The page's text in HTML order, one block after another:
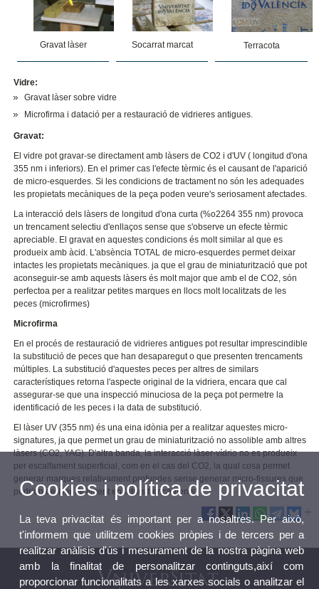
Gravat làser Socarrat marcat Terracota
Vidre:
Gravat làser sobre vidre
Microfirma i datació per a restauració de vidrieres antigues.
Gravat:
El vidre pot gravar-se directament amb làsers de CO2 i d'UV ( longitud d'ona
355 nm i inferiors). En el primer cas l'efecte tèrmic és el causant de l'aparició
de micro-esquerdes. Si les condicions de tractament no són les adequades
les propietats mecàniques de la peça poden veure's seriosament afectades.
La interacció dels làsers de longitud d'ona curta (%o2264 355 nm) provoca
un trencament selectiu d'enllaços sense que s'observe un efecte tèrmic
apreciable. El gravat en aquestes condicions és molt similar al que es
produeix amb àcid. L'absència TOTAL de micro-esquerdes permet deixar
intactes les propietats mecàniques. ja que el grau de miniaturització que pot
aconseguir-se amb aquests làsers és molt major que amb el de CO2, són
perfectoa per a realitzar petites marques en llocs molt localitzats de les
peces (microfirmes)
Microfirma
En el procés de restauració de vidrieres antigues pot resultar imprescindible
la substitució de peces que han desaparegut o que presenten trencaments
múltiples. La substitució d'aquestes peces per altres de similars
característiques retorna l'aspecte original de la vidriera, encara que cal
assegurar-se que una inspecció minuciosa de la peça pot permetre la
identificació de les peces i la data de substitució.
El làser UV (355 nm) és una eina idònia per a realitzar aquestes micro-
signatures, ja que permet un grau de miniaturització no assolible amb altres
làsers (CO2, YAG). D'altra banda, la interacció làser-vídrio no es produeix
per escalfament superficial, com en el cas del CO2, la qual cosa permet
generar marques relativament profundes sense generar micro-fissures que
podrien derivar fàcilment en futurs trencaments.
Cookies i política de privacitat
La teva privacitat és important per a nosaltres. Per això,
t'informem que utilitzem cookies pròpies i de tercers per a
realitzar anàlisis d'ús i mesurament de la nostra pàgina web
amb la finalitat de personalitzar continguts,així com
proporcionar funcionalitats a les xarxes socials o analitzar el